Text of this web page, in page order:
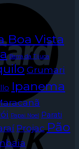
Boa Vista
Barra da Tijuca
Grumari
Ipanema
Papai Noel Parati
ProjacPão